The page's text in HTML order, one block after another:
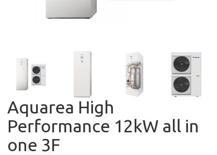
Aquarea High
Performance 12kW all in
one 3F